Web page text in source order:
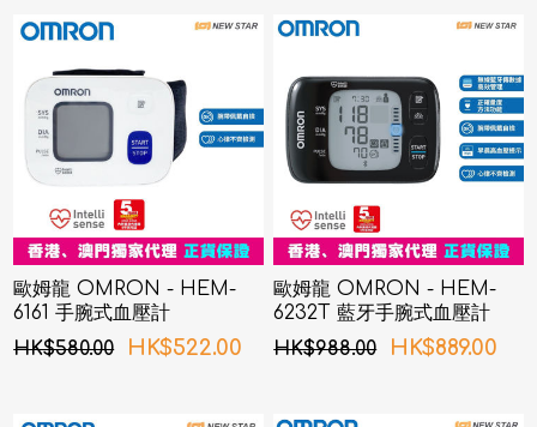
歐姆龍 OMRON - HEM-
6161 手腕式血壓計
HK$580.00
HK$522.00
歐姆龍 OMRON - HEM-
6232T 藍牙手腕式血壓計
HK$988.00
HK$889.00